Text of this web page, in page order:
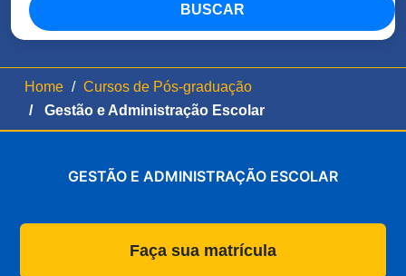
BUSCAR
Home
Cursos de Pós-graduação
Gestão e Administração Escolar
GESTÃO E ADMINISTRAÇÃO ESCOLAR
Faça sua matrícula